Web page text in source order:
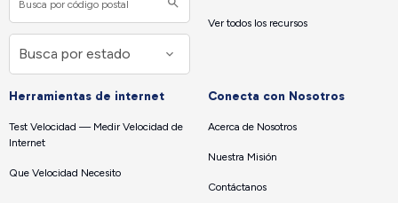
Ver todos los recursos
Herramientas de internet
Test Velocidad — Medir Velocidad de
Internet
Que Velocidad Necesito
Conecta con Nosotros
Acerca de Nosotros
Nuestra Misión
Contáctanos